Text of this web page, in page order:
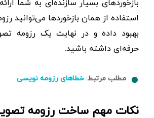
استفاده از همان بازخوردها می‌توانید
بهبود داده و در نهایت یک رزومه
حرفه‌ای داشته باشید.
مطلب مرتبط:خطاهای رزومه نویسی
نکات مهم ساخت رزومه